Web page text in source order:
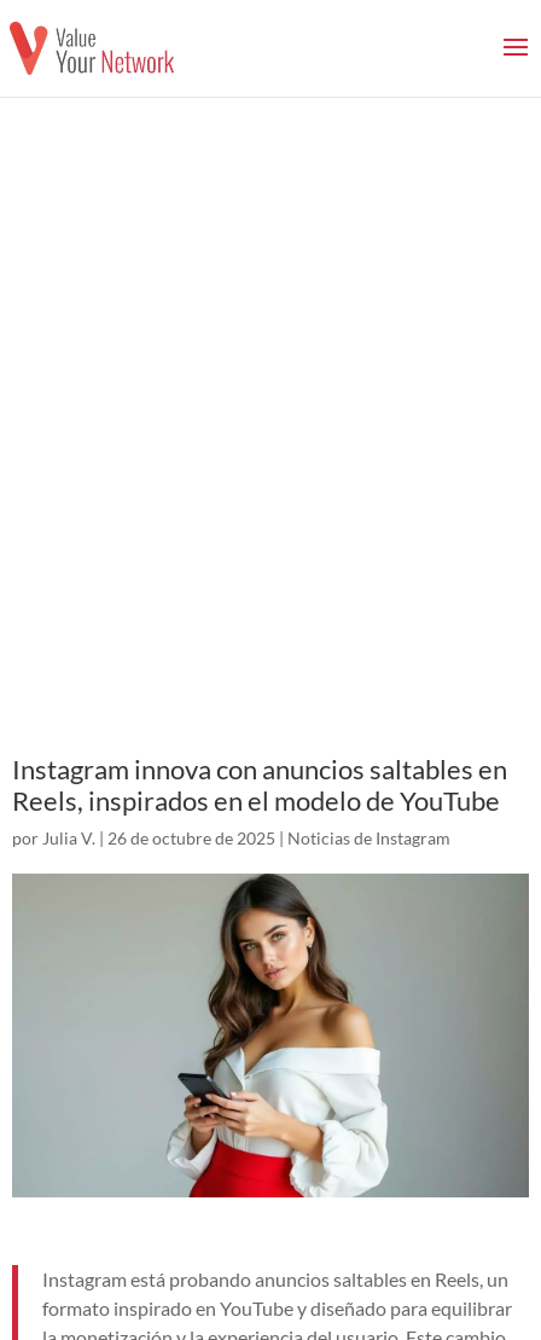
Instagram innova con anuncios saltables en
Reels, inspirados en el modelo de YouTube
por Julia V. | 26 de octubre de 2025 | Noticias de Instagram
Instagram está probando anuncios saltables en Reels, un
formato inspirado en YouTube y diseñado para equilibrar